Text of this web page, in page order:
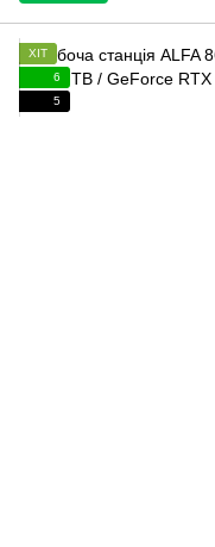
ХІТ
6
5